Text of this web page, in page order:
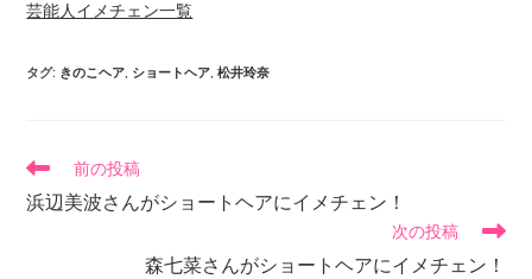
芸能人イメチェン一覧
タグ: きのこヘア, ショートヘア, 松井玲奈
前の投稿
浜辺美波さんがショートヘアにイメチェン！
次の投稿
森七菜さんがショートヘアにイメチェン！